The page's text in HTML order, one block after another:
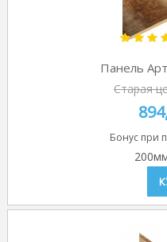
Панель
Старая
Бонус при